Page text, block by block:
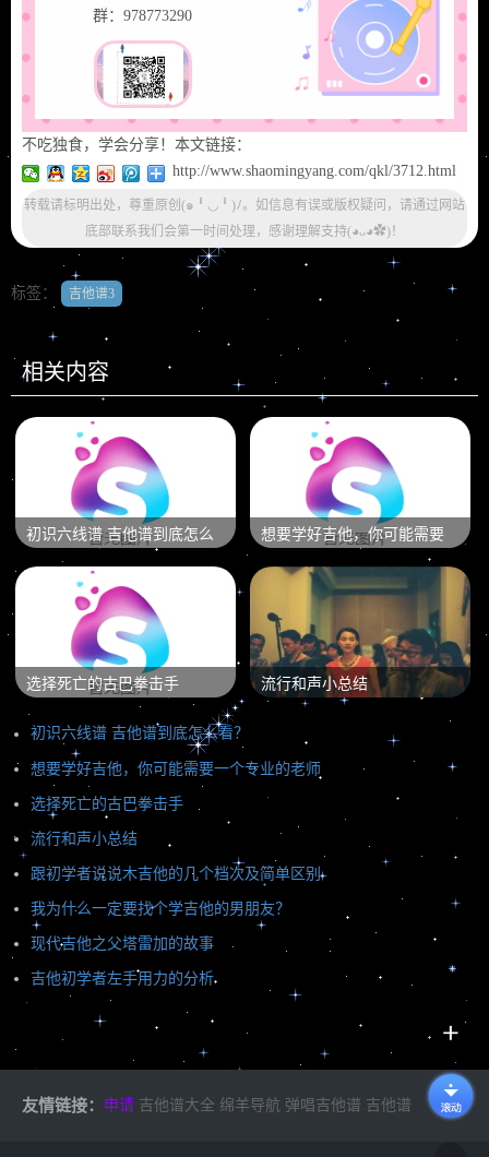
群：978773290
不吃独食，学会分享！本文链接：
http://www.shaomingyang.com/qkl/3712.html
转载请标明出处，尊重原创(๑╹◡╹)ﾉ。如信息有误或版权疑问，请通过网站
底部联系我们会第一时间处理，感谢理解支持(◕ᴗ◕✿)！
标签： 吉他谱3
相关内容
初识六线谱 吉他谱到底怎么
想要学好吉他，你可能需要
选择死亡的古巴拳击手 流行和声小总结
初识六线谱 吉他谱到底怎么看？
想要学好吉他，你可能需要一个专业的老师
选择死亡的古巴拳击手
流行和声小总结
跟初学者说说木吉他的几个档次及简单区别
我为什么一定要找个学吉他的男朋友？
现代吉他之父塔雷加的故事
吉他初学者左手用力的分析
申请
友情链接： 吉他谱大全 绵羊导航 弹唱吉他谱 吉他谱